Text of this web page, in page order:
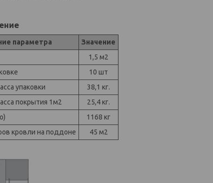
параметра
Значение
1,5 м2
10 шт
упаковки
38,1 кг.
покрытия 1м2
25,4 кг.
1168 кг
кровли на поддоне
45 м2